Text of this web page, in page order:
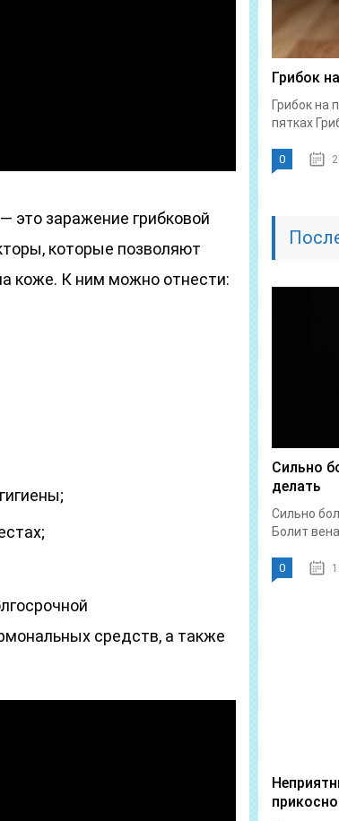
это заражение грибковой
которые позволяют
коже. К ним можно отнести:
средств, а также
Грибок
Грибок на
пятках
0
Сильно
делать
Сильно
Болит вена
0